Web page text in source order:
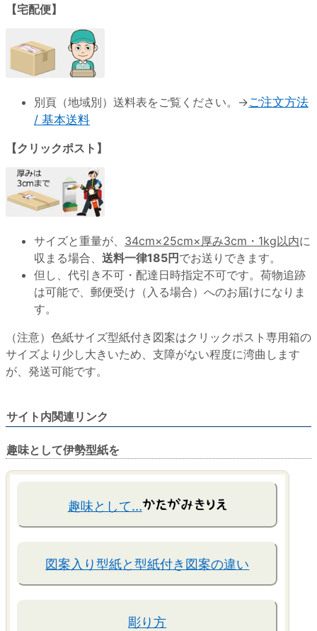
【宅配便】
別頁（地域別）送料表をご覧ください。→ご注文方法
/ 基本送料
【クリックポスト】
サイズと重量が、 34cm×25cm×厚み3cm・1kg以内に
収まる場合、 送料一律185円 でお送りできます。
但し、代引き不可・配達日時指定不可です。荷物追跡
は可能で、郵便受け（入る場合）へのお届けになりま
す。
（注意）色紙サイズ型紙付き図案はクリックポスト専用箱の
サイズより少し大きいため、支障がない程度に湾曲します
が、発送可能です。
サイト内関連リンク
趣味として伊勢型紙を
趣味として…
図案入り型紙と型紙付き図案の違い
彫り方